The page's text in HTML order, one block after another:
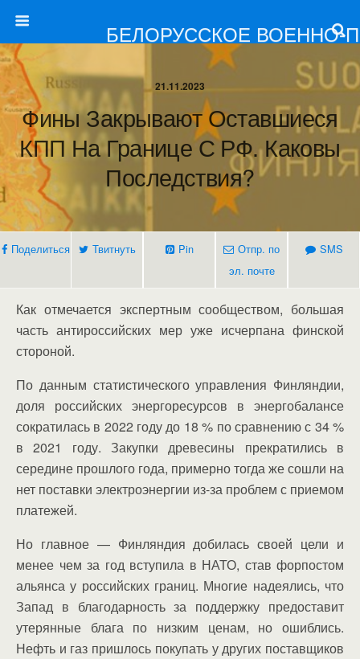
БЕЛОРУССКОЕ ВОЕННО-
21.11.2023
Фины Закрывают Оставшиеся
КПП На Границе С РФ. Каковы
Последствия?
Поделиться Твитнуть Pin
Отпр. по
эл. почте
SMS
Как отмечается экспертным сообществом, большая
часть антироссийских мер уже исчерпана финской
стороной.
По данным статистического управления Финляндии,
доля российских энергоресурсов в энергобалансе
сократилась в 2022 году до 18 % по сравнению с 34 %
в 2021 году. Закупки древесины прекратились в
середине прошлого года, примерно тогда же сошли на
нет поставки электроэнергии из-за проблем с приемом
платежей.
Но главное — Финляндия добилась своей цели и
менее чем за год вступила в НАТО, став форпостом
альянса у российских границ. Многие надеялись, что
Запад в благодарность за поддержку предоставит
утерянные блага по низким ценам, но ошиблись.
Нефть и газ пришлось покупать у других поставщиков